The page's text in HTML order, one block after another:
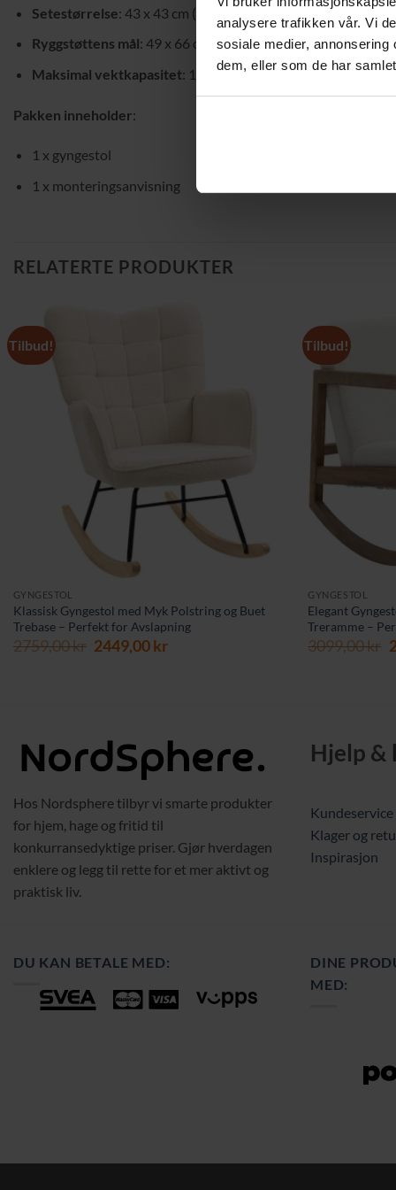
analysere trafikken vår. Vi
sosiale medier,
dem, eller som de har
Setestørrelse: 43 x 43 cm (B x D)
Ryggstøttens mål: 49 x 66 cm (B x H)
Maksimal vektkapasitet: 150 kg
Pakken inneholder:
1 x gyngestol
1 x monteringsanvisning
RELATERTE PRODUKTER
Tilbud!
GYNGESTOL
Klassisk Gyngestol med Myk Polstring og Buet
Trebase – Perfekt for Avslapning
2759,00kr Opprinnelig
2449,00krNåværende
Tilbud!
GYNGESTOL
Elegant
Treramme –
3099,00kr
Hos Nordsphere tilbyr vi smarte produkter
for hjem, hage og fritid til
konkurransedyktige priser. Gjør hverdagen
enklere og legg til rette for et mer aktivt og
praktisk liv.
Hjelp &
Kundeservice
Klager og
Inspirasjon
DU KAN BETALE MED:
DINE
MED: